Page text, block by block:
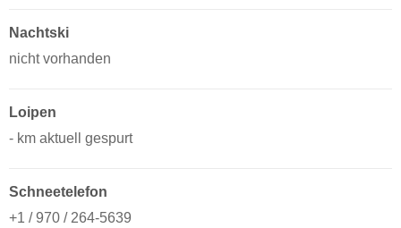
Nachtski
nicht vorhanden
Loipen
- km aktuell gespurt
Schneetelefon
+1 / 970 / 264-5639